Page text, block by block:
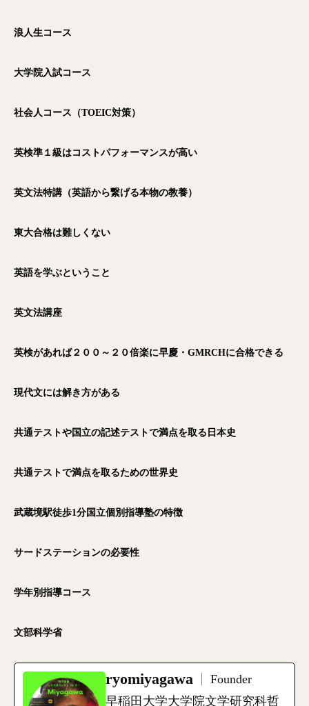
浪人生コース
大学院入試コース
社会人コース（TOEIC対策）
英検準１級はコストパフォーマンスが高い
英文法特講（英語から繋げる本物の教養）
東大合格は難しくない
英語を学ぶということ
英文法講座
英検があれば２００～２０倍楽に早慶・GMRCHに合格できる
現代文には解き方がある
共通テストや国立の記述テストで満点を取る日本史
共通テストで満点を取るための世界史
武蔵境駅徒歩1分国立個別指導塾の特徴
サードステーションの必要性
学年別指導コース
文部科学省
ryomiyagawa
Founder
早稲田大学大学院文学研究科哲